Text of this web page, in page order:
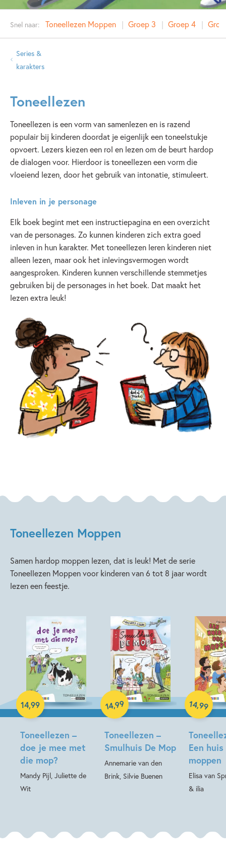
Snel naar: Toneellezen Moppen Groep 3 Groep 4
Series &
karakters
Toneellezen
Toneellezen is een vorm van samenlezen en is razend
populair bij kinderen doordat je eigenlijk een toneelstukje
opvoert. Lezers kiezen een rol en lezen om de beurt hardop
de dialogen voor. Hierdoor is toneellezen een vorm die
vloeiend lezen, door het gebruik van intonatie, stimuleert.
Inleven in je personage
Elk boek begint met een instructiepagina en een overzicht
van de personages. Zo kunnen kinderen zich extra goed
inleven in hun karakter. Met toneellezen leren kinderen niet
alleen lezen, maar ook het inlevingsvermogen wordt
aangesproken. Kinderen kunnen verschillende stemmetjes
gebruiken bij de personages in het boek. Dat maakt het
lezen extra leuk!
Toneellezen Moppen
Samen hardop moppen lezen, dat is leuk! Met de serie
Toneellezen Moppen voor kinderen van 6 tot 8 jaar wordt
lezen een feestje.
Toneellezen –
doe je mee met
die mop?
Mandy Pijl, Juliette de
Wit
14,99
Hardcover
Toneellezen –
Smulhuis De Mop
Annemarie van den
Brink, Silvie Buenen
14,99
Hardcover
Een
moppen
Elisa van
& ilia
14,99
Hardcover